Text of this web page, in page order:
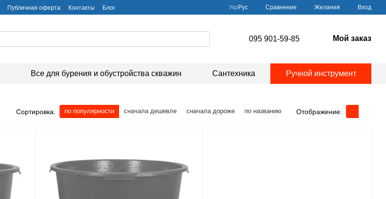
Публичная оферта Контакты Блог Укр Рус Сравнение Желания Вход
095 901-59-85 Мой заказ
Все для бурения и обустройства скважин Сантехника Ручной инструмент
Сортировка: по популярности сначала дешевле сначала дороже по названию Отображение: